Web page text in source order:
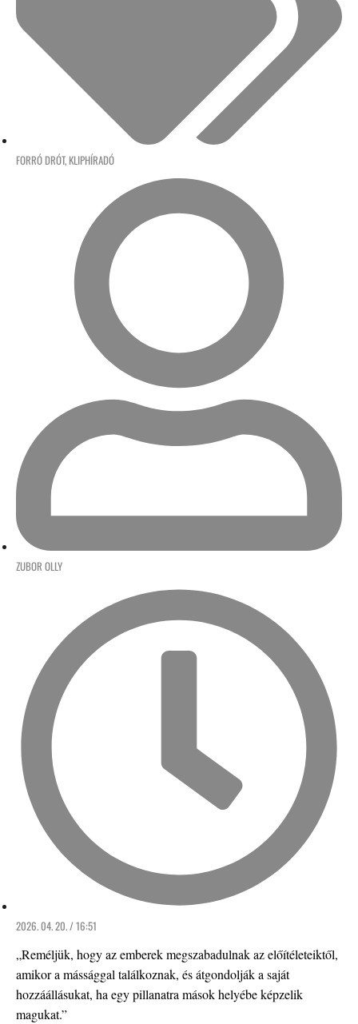
FORRÓ DRÓT, KLIPHÍRADÓ
ZUBOR OLLY
2026. 04. 20. / 16:51
„Reméljük, hogy az emberek megszabadulnak az előítéleteiktől,
amikor a mássággal találkoznak, és átgondolják a saját
hozzáállásukat, ha egy pillanatra mások helyébe képzelik
magukat.”